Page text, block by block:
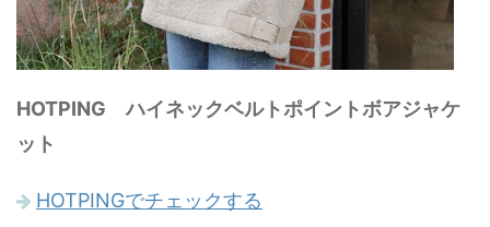
HOTPING ハイネックベルトポイントボアジャケ
ット
HOTPINGでチェックする